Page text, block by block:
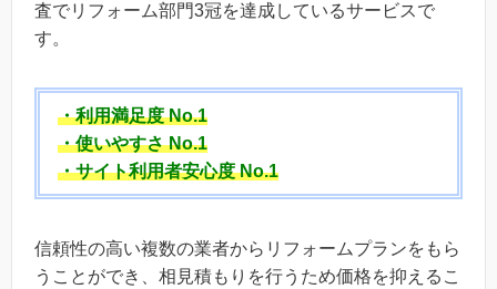
査でリフォーム部門3冠を達成しているサービスで
す。
・利用満足度 No.1
・使いやすさ No.1
・サイト利用者安心度 No.1
信頼性の高い複数の業者からリフォームプランをもら
うことができ、相見積もりを行うため価格を抑えるこ